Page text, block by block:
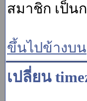
สมาชิก เป็
ขึ้นไปข้างบน
เปลี่ยน